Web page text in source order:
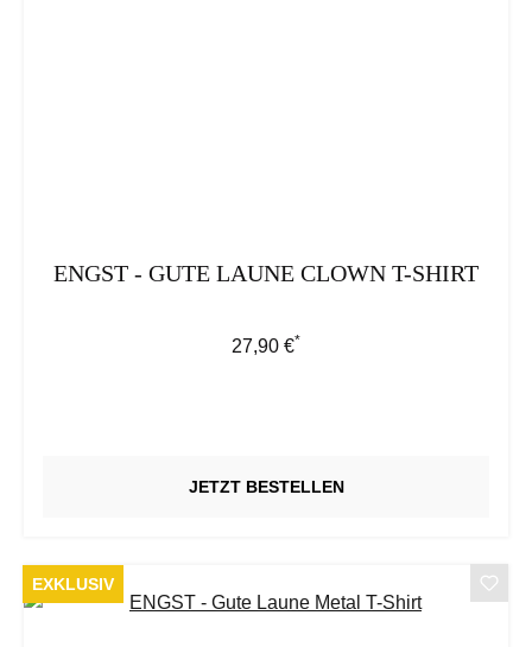
ENGST - GUTE LAUNE CLOWN T-SHIRT
Regulärer Preis:
27,90 €*
JETZT BESTELLEN
EXKLUSIV